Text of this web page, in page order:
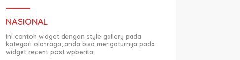
NASIONAL
Ini contoh widget dengan style gallery pada
kategori olahraga, anda bisa mengaturnya pada
widget recent post wpberita.